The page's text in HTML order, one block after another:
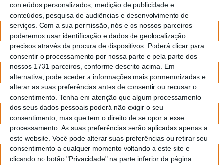
conteúdos personalizados, medição de publicidade e
conteúdos, pesquisa de audiências e desenvolvimento de
serviços. Com a sua permissão, nós e os nossos parceiros
poderemos usar identificação e dados de geolocalização
precisos através da procura de dispositivos. Poderá clicar para
consentir o processamento por nossa parte e pela parte dos
nossos 1731 parceiros, conforme descrito acima. Em
alternativa, pode aceder a informações mais pormenorizadas e
alterar as suas preferências antes de consentir ou recusar o
consentimento. Tenha em atenção que algum processamento
dos seus dados pessoais poderá não exigir o seu
consentimento, mas que tem o direito de se opor a esse
processamento. As suas preferências serão aplicadas apenas a
este website. Você pode alterar suas preferências ou retirar seu
consentimento a qualquer momento voltando a este site e
clicando no botão "Privacidade" na parte inferior da página.
O presidente da Associação, Gustavo Homem, realça
que, além das poupanças financeiras que
proporciona, o software aberto evita ainda saída de
divisas do país e cria emprego altamente
especializado, ao contrário dos programas de marca
que são importados e em termos de emprego não
vão além dos necessários para comercializar os
produtos.LUSA
Este artigo tem mais de um ano